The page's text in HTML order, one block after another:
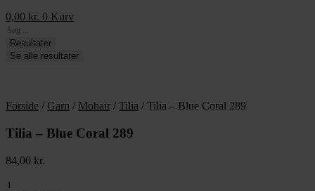
0,00 kr. 0 Kurv
Search
...Resultater
Se alle resultater
Forside / Garn / Mohair / Tilia / Tilia – Blue Coral 289
Tilia – Blue Coral 289
84,00 kr.
Tilia